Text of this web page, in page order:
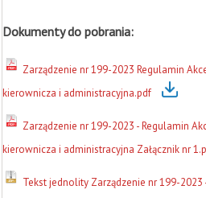
Dokumenty do pobrania:
Zarządzenie nr 199-2023 Regulamin
kierownicza i administracyjna.pdf
Zarządzenie nr 199-2023 - Regulamin
kierownicza i administracyjna Załącznik nr
Tekst jednolity Zarządzenie nr 199-